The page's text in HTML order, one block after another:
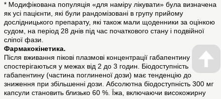
* Модифікована популяція «для наміру лікувати» була визначена
як усі пацієнти, які були рандомізовані в групу прийому
дослідницького препарату, які також мали щоденники за оцінкою
судом, на період 28 днів під час початкового стану і подвійної
сліпої фази.
Фармакокінетика.
Після вживання пікові плазмові концентрації габапентину
спостерігаються у межах від 2 до 3 годин. Біодоступність
габапентину (частина поглиненої дози) має тенденцію до
зниження при збільшенні дози. Абсолютна біодоступність 300 мг
капсули становить близько 60 %. Їжа, включаючи високожирну